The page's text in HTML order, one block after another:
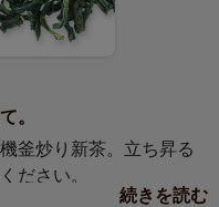
。
釜炒り新茶。立ち昇る
ださい。
続きを読む